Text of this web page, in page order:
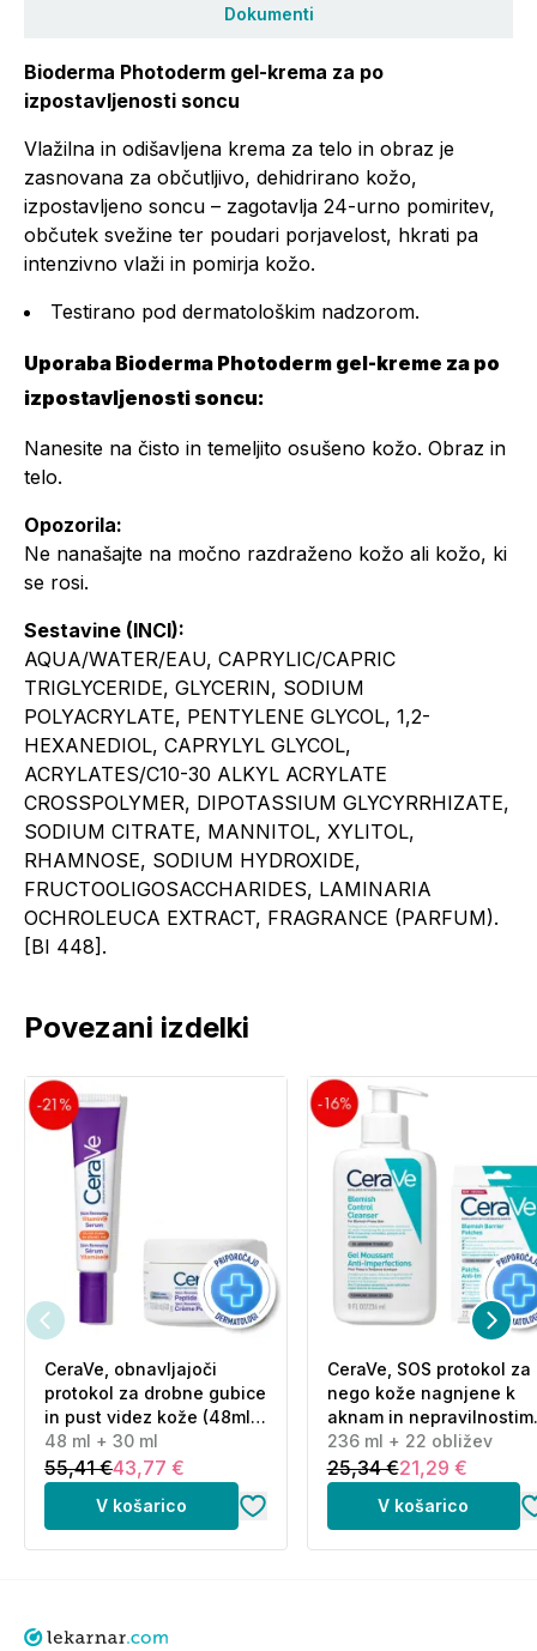
Dokumenti
Bioderma Photoderm gel-krema za po
izpostavljenosti soncu
Vlažilna in odišavljena krema za telo in obraz je
zasnovana za občutljivo, dehidrirano kožo,
izpostavljeno soncu – zagotavlja 24-urno pomiritev,
občutek svežine ter poudari porjavelost, hkrati pa
intenzivno vlaži in pomirja kožo.
Testirano pod dermatološkim nadzorom.
Uporaba Bioderma Photoderm gel-kreme za po
izpostavljenosti soncu:
Nanesite na čisto in temeljito osušeno kožo. Obraz in
telo.
Opozorila:
Ne nanašajte na močno razdraženo kožo ali kožo, ki
se rosi.
Sestavine (INCI):
AQUA/WATER/EAU, CAPRYLIC/CAPRIC
TRIGLYCERIDE, GLYCERIN, SODIUM
POLYACRYLATE, PENTYLENE GLYCOL, 1,2-
HEXANEDIOL, CAPRYLYL GLYCOL,
ACRYLATES/C10-30 ALKYL ACRYLATE
CROSSPOLYMER, DIPOTASSIUM GLYCYRRHIZATE,
SODIUM CITRATE, MANNITOL, XYLITOL,
RHAMNOSE, SODIUM HYDROXIDE,
FRUCTOOLIGOSACCHARIDES, LAMINARIA
OCHROLEUCA EXTRACT, FRAGRANCE (PARFUM).
[BI 448].
Povezani izdelki
CeraVe, obnavljajoči
protokol za drobne gubice
in pust videz kože (48ml
+ 30 ml)
48 ml + 30 ml
55,41 €43,77 €
V košarico
CeraVe, SOS protokol za
nego kože nagnjene k
aknam in nepravilnostim
(236 ml + 22 obližev)
236 ml + 22 obližev
25,34 €21,29 €
V košarico